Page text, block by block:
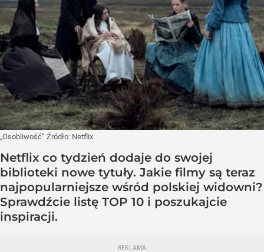
„Osobliwość” Źródło: Netflix
Netflix co tydzień dodaje do swojej
biblioteki nowe tytuły. Jakie filmy są teraz
najpopularniejsze wśród polskiej widowni?
Sprawdźcie listę TOP 10 i poszukajcie
inspiracji.